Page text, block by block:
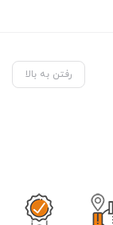
رفتن به بالا